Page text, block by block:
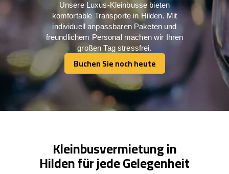
Unsere Luxus-Kleinbusse bieten
komfortable Transporte in Hilden. Mit
individuell anpassbaren Paketen und
freundlichem Personal machen wir Ihren
großen Tag stressfrei.
Buchen Sie noch heute
Buchen Sie noch heute
Kleinbusvermietung in
Hilden für jede Gelegenheit